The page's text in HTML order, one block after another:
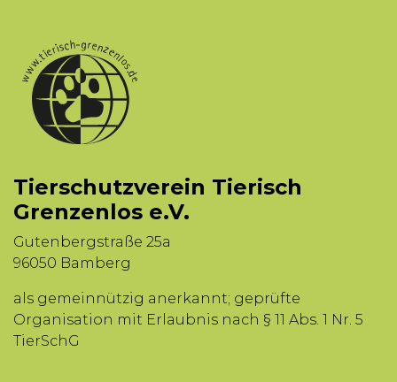
Tierschutzverein Tierisch
Grenzenlos e.V.
Gutenbergstraße 25a
96050 Bamberg
als gemeinnützig anerkannt; geprüfte
Organisation mit Erlaubnis nach § 11 Abs. 1 Nr. 5
TierSchG